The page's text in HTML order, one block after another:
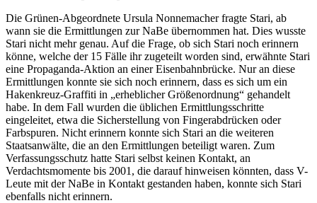
Die Grünen-Abgeordnete Ursula Nonnemacher fragte Stari, ab
wann sie die Ermittlungen zur NaBe übernommen hat. Dies wusste
Stari nicht mehr genau. Auf die Frage, ob sich Stari noch erinnern
könne, welche der 15 Fälle ihr zugeteilt worden sind, erwähnte Stari
eine Propaganda-Aktion an einer Eisenbahnbrücke. Nur an diese
Ermittlungen konnte sie sich noch erinnern, dass es sich um ein
Hakenkreuz-Graffiti in „erheblicher Größenordnung“ gehandelt
habe. In dem Fall wurden die üblichen Ermittlungsschritte
eingeleitet, etwa die Sicherstellung von Fingerabdrücken oder
Farbspuren. Nicht erinnern konnte sich Stari an die weiteren
Staatsanwälte, die an den Ermittlungen beteiligt waren. Zum
Verfassungsschutz hatte Stari selbst keinen Kontakt, an
Verdachtsmomente bis 2001, die darauf hinweisen könnten, dass V-
Leute mit der NaBe in Kontakt gestanden haben, konnte sich Stari
ebenfalls nicht erinnern.